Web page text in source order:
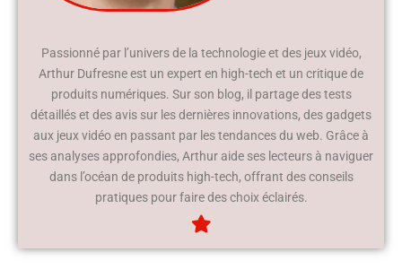
Passionné par l’univers de la technologie et des jeux vidéo,
Arthur Dufresne est un expert en high-tech et un critique de
produits numériques. Sur son blog, il partage des tests
détaillés et des avis sur les dernières innovations, des gadgets
aux jeux vidéo en passant par les tendances du web. Grâce à
ses analyses approfondies, Arthur aide ses lecteurs à naviguer
dans l’océan de produits high-tech, offrant des conseils
pratiques pour faire des choix éclairés.